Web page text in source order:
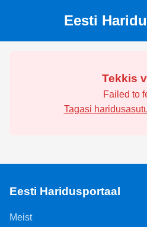
Eesti
Tekkis
Failed to
Tagasi
Eesti Haridusportaal
Meist